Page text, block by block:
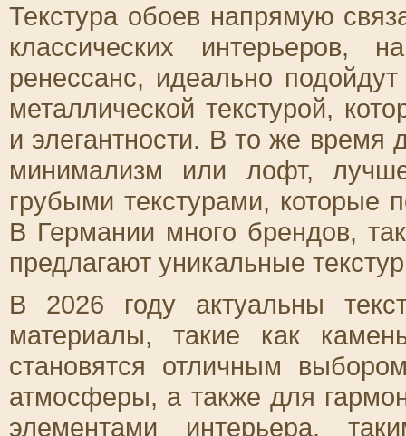
Текстура обоев напрямую
классических интерьеров,
ренессанс, идеально
металлической текстурой,
и элегантности. В то же время
минимализм или лофт,
грубыми текстурами, которые
В Германии много брендов,
предлагают уникальные
В 2026 году актуальны
материалы, такие как
становятся отличным
атмосферы, а также для
элементами интерьера,